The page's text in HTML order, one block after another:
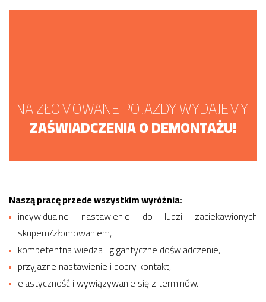
NA ZŁOMOWANE POJAZDY WYDAJEMY:
ZAŚWIADCZENIA O DEMONTAŻU!
Naszą pracę przede wszystkim wyróżnia:
indywidualne nastawienie do ludzi zaciekawionych
skupem/złomowaniem,
kompetentna wiedza i gigantyczne doświadczenie,
przyjazne nastawienie i dobry kontakt,
elastyczność i wywiązywanie się z terminów.